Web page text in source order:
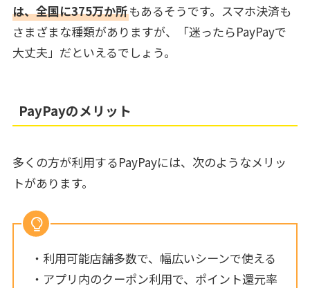
は、全国に375万か所もあるそうです。スマホ決済も
さまざまな種類がありますが、「迷ったらPayPayで
大丈夫」だといえるでしょう。
PayPayのメリット
多くの方が利用するPayPayには、次のようなメリッ
トがあります。
・利用可能店舗多数で、幅広いシーンで使える
・アプリ内のクーポン利用で、ポイント還元率